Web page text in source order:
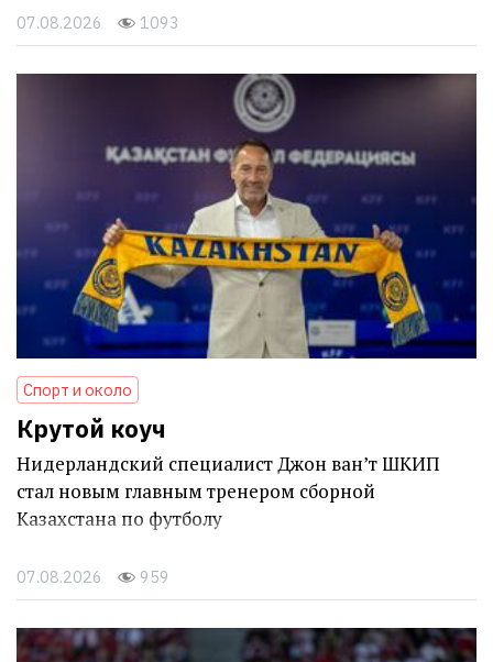
07.08.2026 1093
Спорт и около
Крутой коуч
Нидерландский специалист Джон ван’т ШКИП
стал новым главным тренером сборной
Казахстана по футболу
07.08.2026 959